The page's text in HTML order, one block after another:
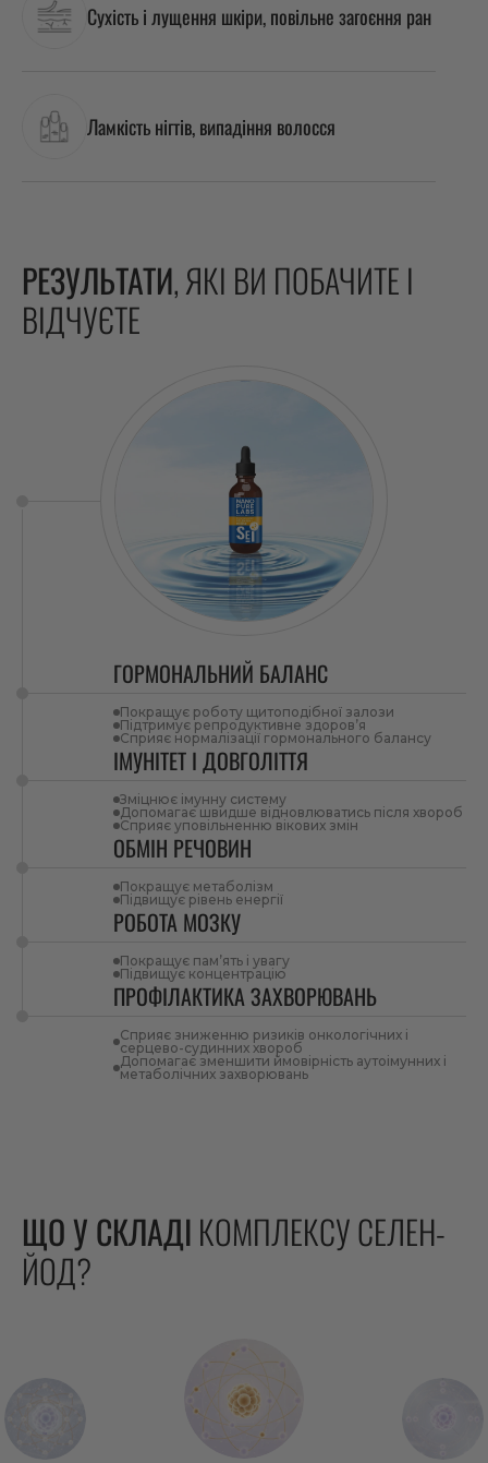
Сухість і лущення шкіри, повільне загоєння ран
Ламкість нігтів, випадіння волосся
РЕЗУЛЬТАТИ, ЯКІ ВИ ПОБАЧИТЕ І
ВІДЧУЄТЕ
ГОРМОНАЛЬНИЙ БАЛАНС
Покращує роботу щитоподібної залози
Підтримує репродуктивне здоров’я
Сприяє нормалізації гормонального балансу
ІМУНІТЕТ І ДОВГОЛІТТЯ
Зміцнює імунну систему
Допомагає швидше відновлюватись після хвороб
Сприяє уповільненню вікових змін
ОБМІН РЕЧОВИН
Покращує метаболізм
Підвищує рівень енергії
РОБОТА МОЗКУ
Покращує пам’ять і увагу
Підвищує концентрацію
ПРОФІЛАКТИКА ЗАХВОРЮВАНЬ
Сприяє зниженню ризиків онкологічних і
серцево-судинних хвороб
Допомагає зменшити ймовірність аутоімунних і
метаболічних захворювань
ЩО У СКЛАДІ КОМПЛЕКСУ СЕЛЕН-
ЙОД?